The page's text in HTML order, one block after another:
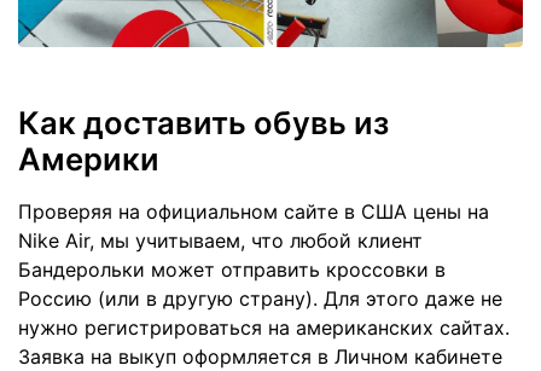
Как доставить обувь из
Америки
Проверяя на официальном сайте в США цены на
Nike Air, мы учитываем, что любой клиент
Бандерольки может отправить кроссовки в
Россию (или в другую страну). Для этого даже не
нужно регистрироваться на американских сайтах.
Заявка на выкуп оформляется в Личном кабинете